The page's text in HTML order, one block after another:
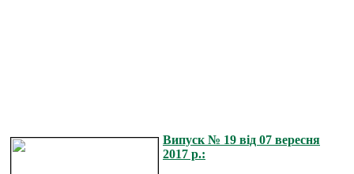
Випуск № 19 від 07 вересня
2017 р.: